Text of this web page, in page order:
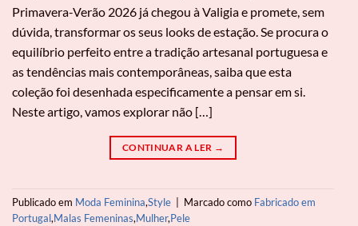
Primavera-Verão 2026 já chegou à Valigia e promete, sem
dúvida, transformar os seus looks de estação. Se procura o
equilíbrio perfeito entre a tradição artesanal portuguesa e
as tendências mais contemporâneas, saiba que esta
coleção foi desenhada especificamente a pensar em si.
Neste artigo, vamos explorar não […]
CONTINUAR A LER →
Publicado em Moda Feminina,Style Marcado como Fabricado em
Portugal,Malas Femeninas,Mulher,Pele